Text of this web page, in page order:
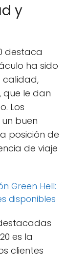
y
destaca
ha sido
calidad,
que le dan
Los
buen
posición de
de viaje
Green Hell:
disponibles
es la
clientes